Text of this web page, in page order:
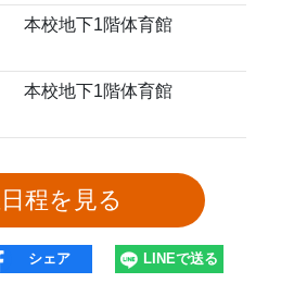
本校地下1階体育館
本校地下1階体育館
シェア LINEで送る